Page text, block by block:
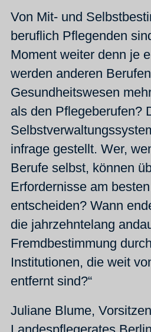
Von Mit- und
beruflich Pflegenden
Moment weiter denn je
werden anderen
Gesundheitswesen
als den Pflegeberufen?
infrage gestellt. Wer,
Berufe selbst, können
Erfordernisse am
entscheiden? Wann
die jahrzehntelang
Fremdbestimmung
Institutionen, die weit
entfernt sind?“
Juliane Blume,